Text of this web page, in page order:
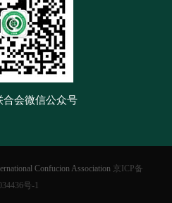
合会微信公众号
Confucion Association 京ICP备
号-1